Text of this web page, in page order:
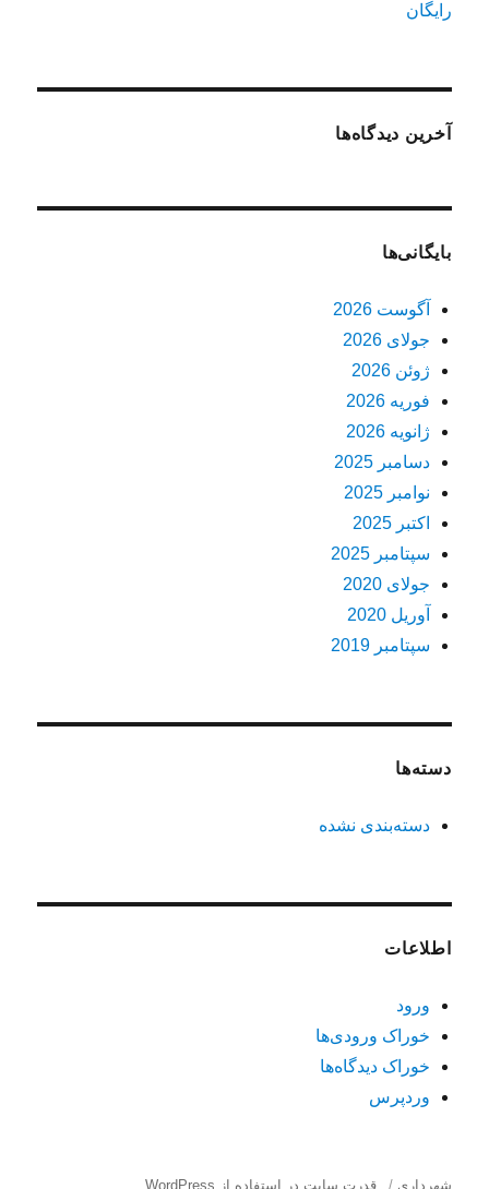
رایگان
آخرین دیدگاه‌ها
بایگانی‌ها
آگوست 2026
جولای 2026
ژوئن 2026
فوریه 2026
ژانویه 2026
دسامبر 2025
نوامبر 2025
اکتبر 2025
سپتامبر 2025
جولای 2020
آوریل 2020
سپتامبر 2019
دسته‌ها
دسته‌بندی نشده
اطلاعات
ورود
خوراک ورودی‌ها
خوراک دیدگاه‌ها
وردپرس
شهرداری قدرت سایت در استفاده از WordPress